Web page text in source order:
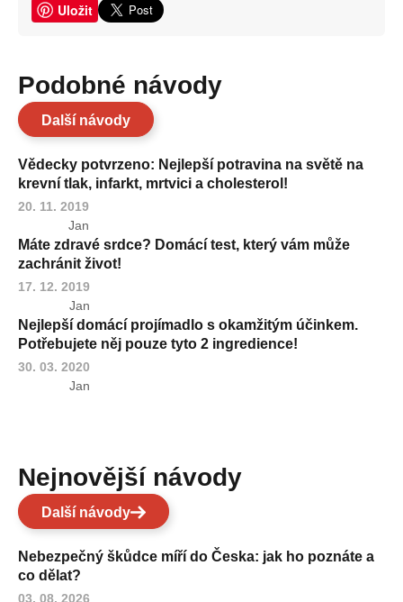
Uložit
Podobné návody
Další návody
Vědecky potvrzeno: Nejlepší potravina na světě na
krevní tlak, infarkt, mrtvici a cholesterol!
20. 11. 2019
Jan
Máte zdravé srdce? Domácí test, který vám může
zachránit život!
17. 12. 2019
Jan
Nejlepší domácí projímadlo s okamžitým účinkem.
Potřebujete něj pouze tyto 2 ingredience!
30. 03. 2020
Jan
Nejnovější návody
Další návody
Nebezpečný škůdce míří do Česka: jak ho poznáte a
co dělat?
03. 08. 2026